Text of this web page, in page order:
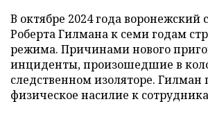
В октябре 2024 года воронежский
Роберта Гилмана к семи годам
режима. Причинами нового
инциденты, произошедшие в
следственном изоляторе.
физическое насилие к